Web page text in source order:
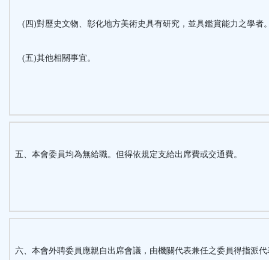
(四)對歷史文物、彰化地方美術史具有研究，並具鑑賞能力之學者
(五)其他相關事宜。
五、本會委員均為無給職。但得依規定支給出席費或交通費。
六、本會外聘委員應親自出席會議，由機關代表兼任之委員得指派